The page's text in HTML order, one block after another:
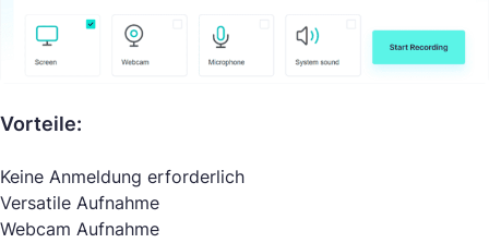
Vorteile:
Keine Anmeldung erforderlich
Versatile Aufnahme
Webcam Aufnahme